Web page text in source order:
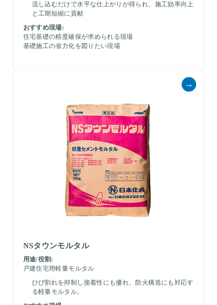
流し込むだけで水平な仕上がりが得られ、施工効率向上
と工期短縮に貢献
おすすめ現場:
住宅基礎の精度確保が求められる現場
基礎施工の省力化を図りたい現場
NSタウンモルタル
用途/役割:
戸建住宅用軽量モルタル
ひび割れを抑制し接着性にも優れ、防火構造にも対応す
る軽量モルタル。
→